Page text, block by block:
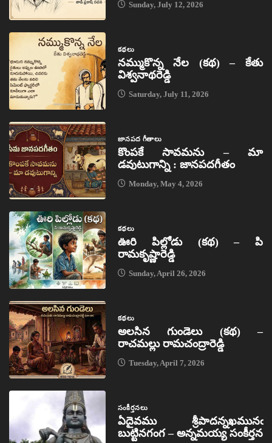
Sunday, July 12, 2026
కథలు
నమ్ముకొన్న నేల (కథ) – కేతు
విశ్వనాథరెడ్డి
Saturday, July 11, 2026
జానపద గీతాలు
కొంపకే సావమను – మా
డవుటుగాన్ని : జానపదగీతం
Monday, May 4, 2026
కథలు
ఊరి పిల్లోడు (కథ) – పి
రామకృష్ణారెడ్డి
Sunday, April 26, 2026
కథలు
అలసిన గుండెలు (కథ) –
రాచమల్లు రామచంద్రారెడ్డి
Tuesday, April 7, 2026
సంకీర్తనలు
ఏదైవము శ్రీపాదన్నఖమునఁ
బుట్టినగంగ – అన్నమయ్య సంకీర్తన